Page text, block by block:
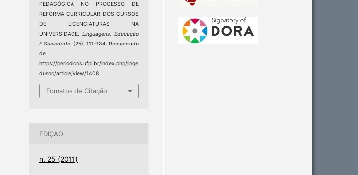
PEDAGÓGICA NO PROCESSO DE
REFORMA CURRICULAR DOS CURSOS
DE LICENCIATURAS NA
UNIVERSIDADE. Linguagens, Educação
E Sociedade, (25), 111–134. Recuperado
de
https://periodicos.ufpi.br/index.php/linge
dusoc/article/view/1408
Fomatos de Citação
EDIÇÃO
n. 25 (2011)